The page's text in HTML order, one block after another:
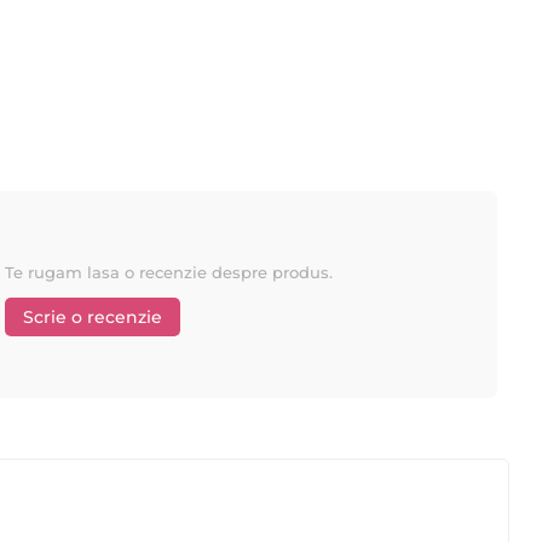
Te rugam lasa o recenzie despre produs.
Scrie o recenzie